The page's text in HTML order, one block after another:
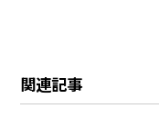
関連記事